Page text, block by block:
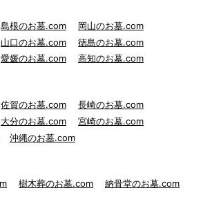
島根のお墓.com
岡山のお墓.com
山口のお墓.com
徳島のお墓.com
愛媛のお墓.com 高知のお墓.com
佐賀のお墓.com
長崎のお墓.com
大分のお墓.com
宮崎のお墓.com
沖縄のお墓.com
樹木葬のお墓.com 納骨堂のお墓.com